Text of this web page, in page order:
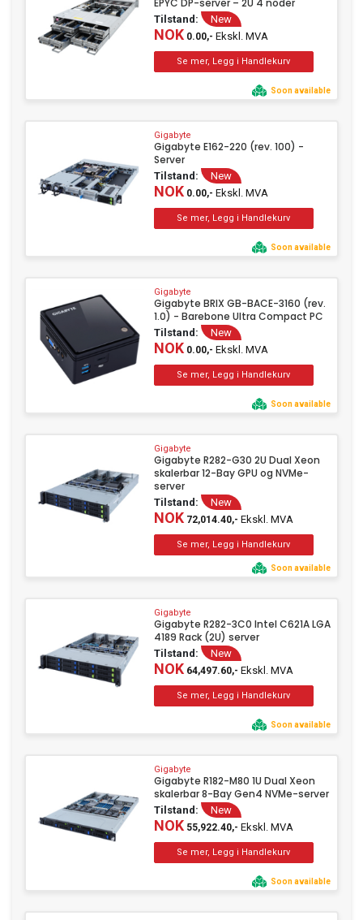
Tilstand: New
NOK0.00,- Ekskl. MVA
Soon available
Gigabyte
Gigabyte E162-220 (rev. 100) -
Server
Tilstand: New
NOK0.00,- Ekskl. MVA
Soon available
Gigabyte
Gigabyte BRIX GB-BACE-3160 (rev.
1.0) - Barebone Ultra Compact PC
Tilstand: New
NOK0.00,- Ekskl. MVA
Soon available
Gigabyte
Gigabyte R282-G30 2U Dual Xeon
skalerbar 12-Bay GPU og NVMe-
server
Tilstand: New
NOK72,014.40,- Ekskl. MVA
Soon available
Gigabyte
Gigabyte R282-3C0 Intel C621A LGA
4189 Rack (2U) server
Tilstand: New
NOK64,497.60,- Ekskl. MVA
Soon available
Gigabyte
Gigabyte R182-M80 1U Dual Xeon
skalerbar 8-Bay Gen4 NVMe-server
Tilstand: New
NOK55,922.40,- Ekskl. MVA
Soon available